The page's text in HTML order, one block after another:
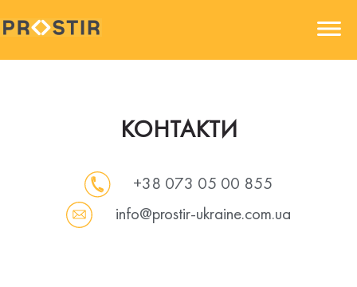
КОНТАКТИ
+38 073 05 00 855
info@prostir-ukraine.com.ua